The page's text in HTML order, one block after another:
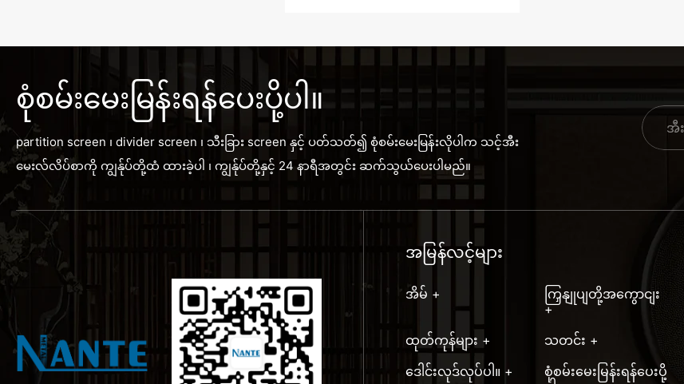
စုံစမ်းမေးမြန်းရန်ပေးပို့ပါ။
partition screen ၊ divider screen ၊ သီးခြား screen နှင့် ပတ်သတ်၍ စုံစမ်းမေးမြန်းလိုပါက သင့်အီး
မေးလ်လိပ်စာကို ကျွန်ုပ်တို့ထံ ထားခဲ့ပါ ၊ ကျွန်ုပ်တို့နှင့် 24 နာရီအတွင်း ဆက်သွယ်ပေးပါမည်။
အမြန်လင့်များ
အိမ် +
ကြှနျုပျတို့အကွောငျး
+
ထုတ်ကုန်များ +
သတင်း +
ဒေါင်းလုဒ်လုပ်ပါ။ +
စုံစမ်းမေးမြန်းရန်ပေးပို့